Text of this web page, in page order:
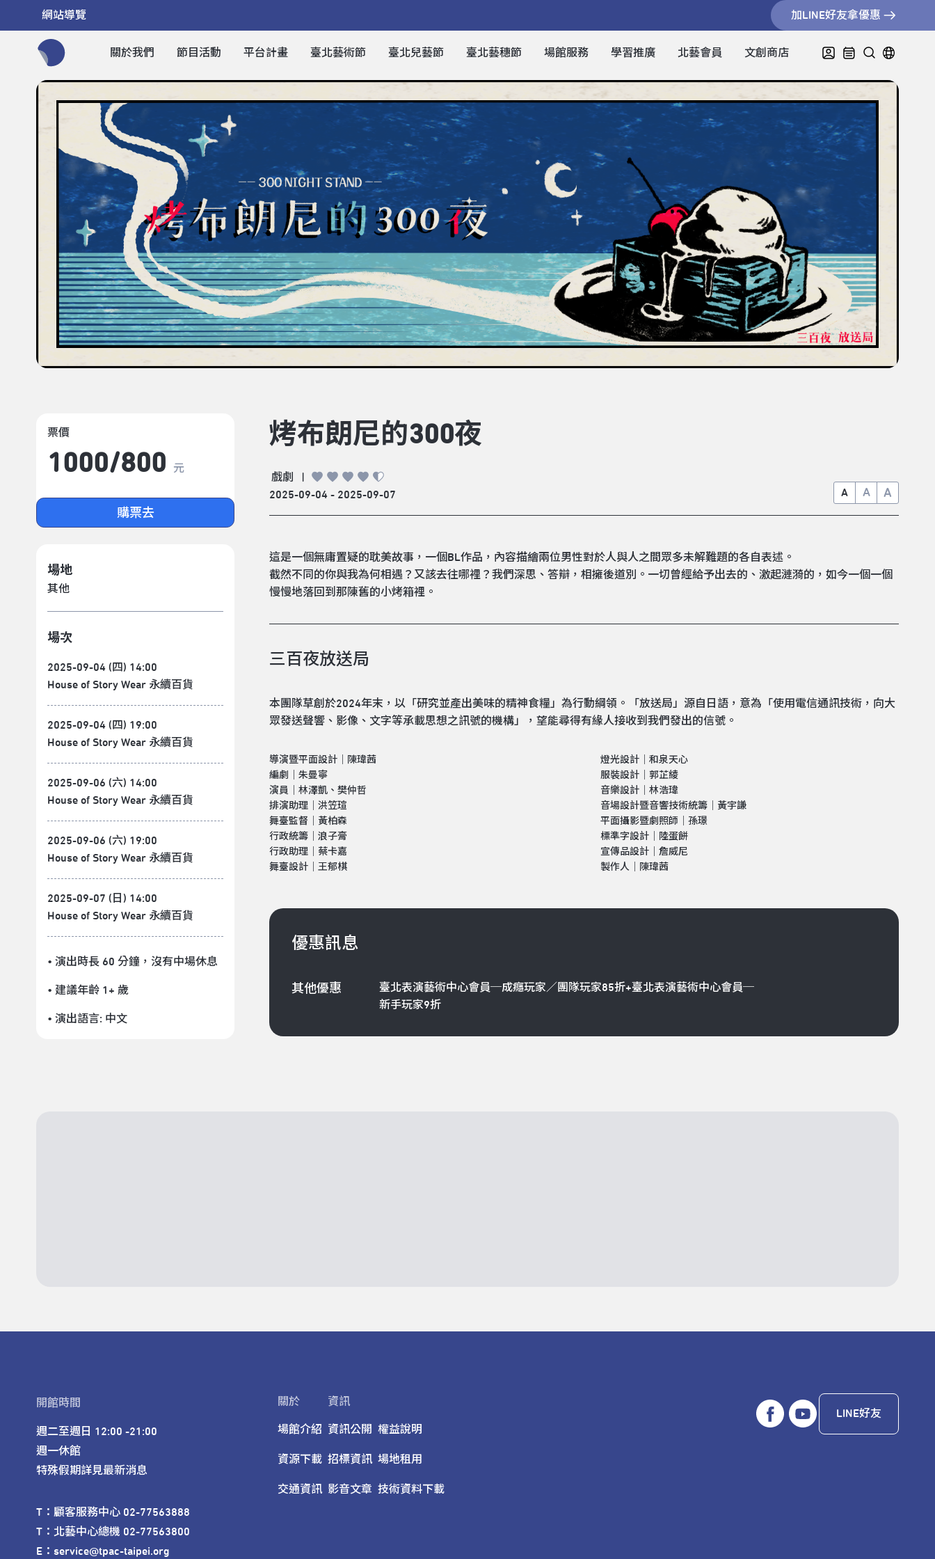
網站導覽 加LINE好友拿優惠
關於我們 節目活動 平台計畫 臺北藝術節 臺北兒藝節 臺北藝穗節 場館服務 學習推廣 北藝會員 文創商店
票價
1000/​800 元
購票去
場地
其他
場次
2025-09-04 (四) 14:00
House of Story Wear 永續百貨
2025-09-04 (四) 19:00
House of Story Wear 永續百貨
2025-09-06 (六) 14:00
House of Story Wear 永續百貨
2025-09-06 (六) 19:00
House of Story Wear 永續百貨
2025-09-07 (日) 14:00
House of Story Wear 永續百貨
• 演出時長 60 分鐘 ，沒有中場休息
• 建議年齡 1+ 歲
• 演出語言: 中文
烤布朗尼的300夜
戲劇
2025-09-04 - 2025-09-07
A A A
這是一個無庸置疑的耽美故事，一個BL作品，內容描繪兩位男性對於人與人之間眾多未解難題的各自表述。
截然不同的你與我為何相遇？又該去往哪裡？我們深思、答辯，相擁後道別。一切曾經給予出去的、激起漣漪的，如今一個一個
慢慢地落回到那陳舊的小烤箱裡。
三百夜放送局
本團隊草創於2024年末，以「研究並產出美味的精神食糧」為行動綱領。「放送局」源自日語，意為「使用電信通訊技術，向大
眾發送聲響、影像、文字等承載思想之訊號的機構」，望能尋得有緣人接收到我們發出的信號。
導演暨平面設計｜陳瑋茜
編劇｜朱曼寧
演員｜林澤凱、樊仲哲
排演助理｜洪笠瑄
舞臺監督｜黃柏森
行政統籌｜浪子膏
行政助理｜蔡卡嘉
舞臺設計｜王郁棋
燈光設計｜和泉天心
服裝設計｜郭芷綾
音樂設計｜林浩瑋
音場設計暨音響技術統籌｜黃宇謙
平面攝影暨劇照師｜孫璟
標準字設計｜陸蛋餅
宣傳品設計｜詹威尼
製作人｜陳瑋茜
優惠訊息
其他優惠
臺北表演藝術中心會員─成癮玩家／團隊玩家85折+臺北表演藝術中心會員─
新手玩家9折
開館時間
週二至週日 12:00 -21:00
週一休館
特殊假期詳見最新消息
T：顧客服務中心 02-77563888
T：北藝中心總機 02-77563800
E：service@tpac-taipei.org
關於
場館介紹
資源下載
交通資訊
資訊
資訊公開
招標資訊
影音文章
權益說明
場地租用
技術資料下載
LINE好友